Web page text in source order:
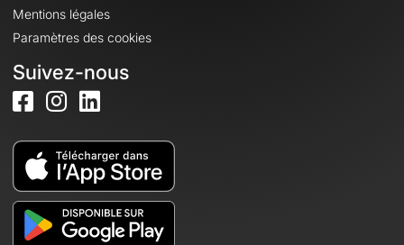
Mentions légales
Paramètres des cookies
Suivez-nous